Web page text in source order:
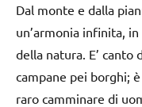
Dal monte e dalla
un’armonia infinita,
della natura. E’ canto
campane pei borghi;
raro camminare di